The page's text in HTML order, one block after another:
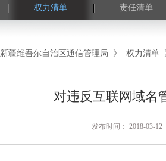
权力清单 责任清单
新疆维吾尔自治区通信管理局 》 权力清单
对违反互联网域名
发布时间： 2018-03-